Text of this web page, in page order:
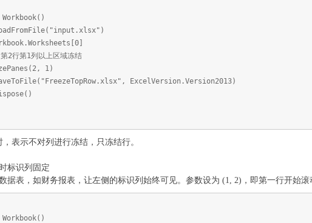
2行第1列以上区域冻结
1)
ExcelVersion.Version2013)
表示不对列进行冻结，只冻结行。
标识列固定
据表，如财务报表，让左侧的标识列始终可见。参数设为 (1, 2)，即第一行开始